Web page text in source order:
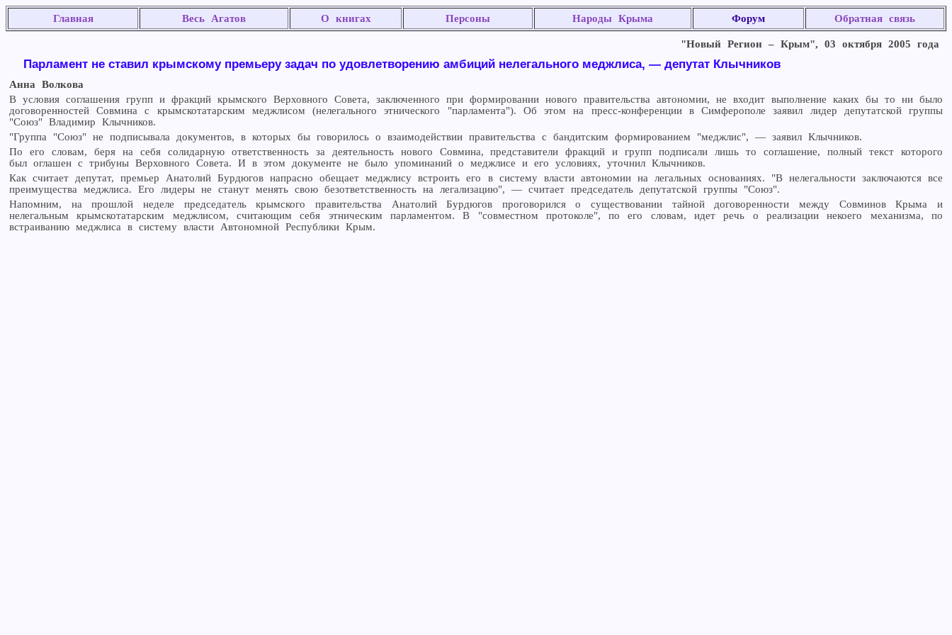
Главная Весь Агатов О книгах Персоны Народы Крыма Форум Обратная связь
"Новый Регион – Крым", 03 октября 2005 года
Парламент не ставил крымскому премьеру задач по удовлетворению амбиций нелегального меджлиса, — депутат Клычников
Анна Волкова
В условия соглашения групп и фракций крымского Верховного Совета, заключенного при формировании нового правительства автономии, не входит выполнение каких бы то ни было
договоренностей Совмина с крымскотатарским меджлисом (нелегального этнического "парламента"). Об этом на пресс-конференции в Симферополе заявил лидер депутатской группы
"Союз" Владимир Клычников.
"Группа "Союз" не подписывала документов, в которых бы говорилось о взаимодействии правительства с бандитским формированием "меджлис", — заявил Клычников.
По его словам, беря на себя солидарную ответственность за деятельность нового Совмина, представители фракций и групп подписали лишь то соглашение, полный текст которого
был оглашен с трибуны Верховного Совета. И в этом документе не было упоминаний о меджлисе и его условиях, уточнил Клычников.
Как считает депутат, премьер Анатолий Бурдюгов напрасно обещает меджлису встроить его в систему власти автономии на легальных основаниях. "В нелегальности заключаются все
преимущества меджлиса. Его лидеры не станут менять свою безответственность на легализацию", — считает председатель депутатской группы "Союз".
Напомним, на прошлой неделе председатель крымского правительства Анатолий Бурдюгов проговорился о существовании тайной договоренности между Совминов Крыма и
нелегальным крымскотатарским меджлисом, считающим себя этническим парламентом. В "совместном протоколе", по его словам, идет речь о реализации некоего механизма, по
встраиванию меджлиса в систему власти Автономной Республики Крым.